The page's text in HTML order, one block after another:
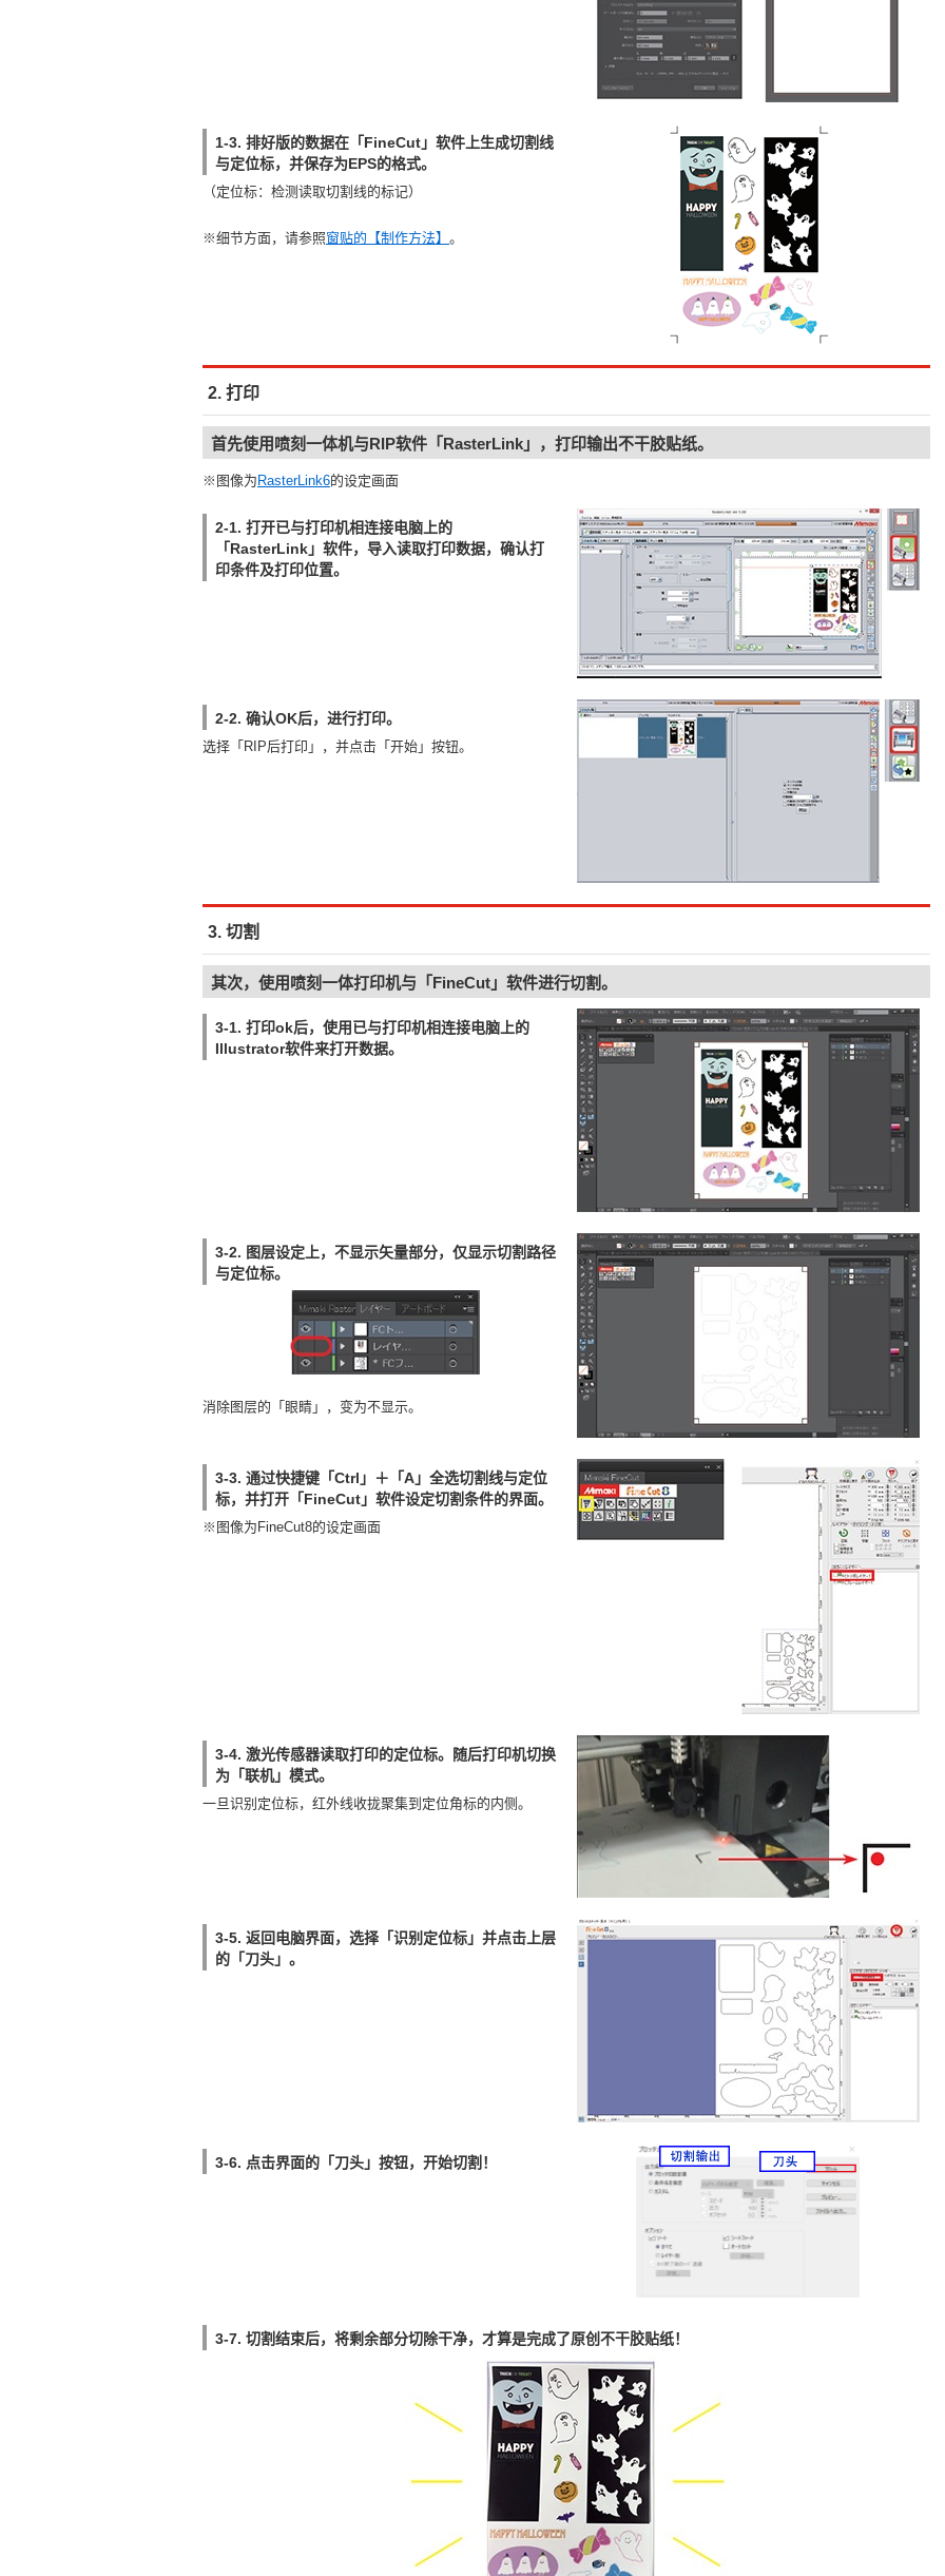
1-3. 排好版的数据在「FineCut」软件上生成切割线
与定位标，并保存为EPS的格式。
（定位标：检测读取切割线的标记）
※细节方面，请参照窗贴的【制作方法】 。
2. 打印
首先使用喷刻一体机与RIP软件「RasterLink」，打印输出不干胶贴纸。
※图像为 RasterLink6的设定画面
2-1. 打开已与打印机相连接电脑上的
「RasterLink」软件，导入读取打印数据，确认打
印条件及打印位置。
2-2. 确认OK后，进行打印。
选择「RIP后打印」，并点击「开始」按钮。
3. 切割
其次，使用喷刻一体打印机与「FineCut」软件进行切割。
3-1. 打印ok后，使用已与打印机相连接电脑上的
Illustrator软件来打开数据。
3-2. 图层设定上，不显示矢量部分，仅显示切割路径
与定位标。
消除图层的「眼睛」，变为不显示。
3-3. 通过快捷键「Ctrl」＋「A」全选切割线与定位
标，并打开「FineCut」软件设定切割条件的界面。
※图像为FineCut8的设定画面
3-4. 激光传感器读取打印的定位标。随后打印机切换
为「联机」模式。
一旦识别定位标，红外线收拢聚集到定位角标的内侧。
3-5. 返回电脑界面，选择「识别定位标」并点击上层
的「刀头」。
3-6. 点击界面的「刀头」按钮，开始切割！
3-7. 切割结束后，将剩余部分切除干净，才算是完成了原创不干胶贴纸！